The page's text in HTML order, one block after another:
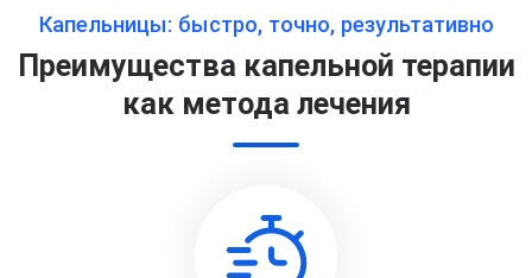
Капельницы: быстро, точно, результативно
Преимущества капельной терапии
как метода лечения